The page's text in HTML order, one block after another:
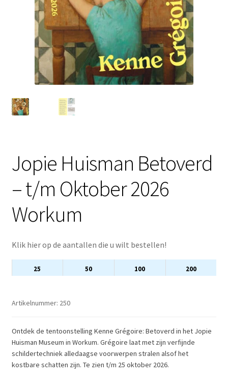
Jopie Huisman Betoverd
– t/m Oktober 2026
Workum
Klik hier op de aantallen die u wilt bestellen!
25 50 100 200
Artikelnummer: 250
Ontdek de tentoonstelling Kenne Grégoire: Betoverd in het Jopie
Huisman Museum in Workum. Grégoire laat met zijn verfijnde
schildertechniek alledaagse voorwerpen stralen alsof het
kostbare schatten zijn. Te zien t/m 25 oktober 2026.